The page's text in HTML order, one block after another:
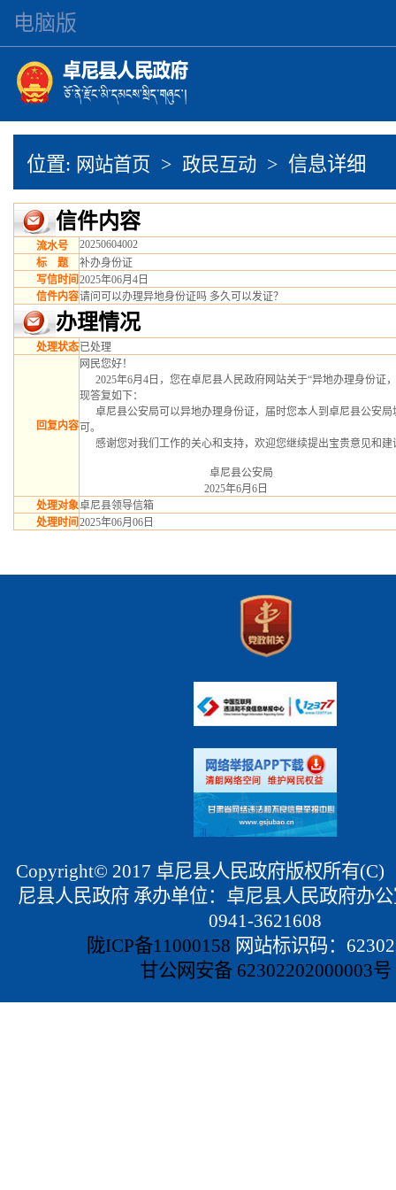
电脑版
位置: 网站首页 > 政民互动 > 信息详细
信件内容
流水号
20250604002
标 题
补办身份证
写信时间 2025年06月4日
信件内容请问可以办理异地身份证吗 多久可以发证？
办理情况
处理状态已处理
回复内容
网民您好！
现答复如下：
可。
感谢您对我们工作的关心和支持，欢迎您继续提出宝贵意见和
                                                 卓尼县公安局
                                               2025年6月6日
处理对象卓尼县领导信箱
处理时间 2025年06月06日
Copyright© 2017 卓尼县人民政府版权所有
尼县人民政府 承办单位：卓尼县人民政府办
0941-3621608
陇ICP备11000158 网站标识码：
甘公网安备 62302202000003号